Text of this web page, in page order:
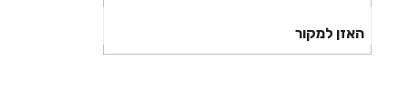
האזן למקור